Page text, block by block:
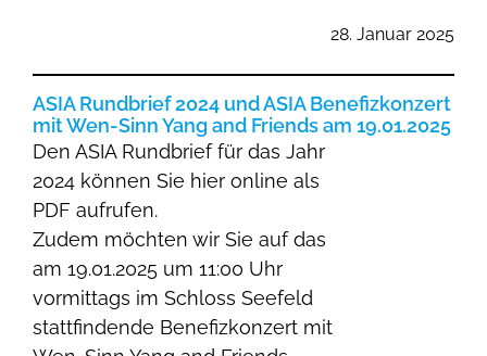
28. Januar 2025
ASIA Rundbrief 2024 und ASIA Benefizkonzert
mit Wen-Sinn Yang and Friends am 19.01.2025
Den ASIA Rundbrief für das Jahr
2024 können Sie hier online als
PDF aufrufen.
Zudem möchten wir Sie auf das
am 19.01.2025 um 11:00 Uhr
vormittags im Schloss Seefeld
stattfindende Benefizkonzert mit